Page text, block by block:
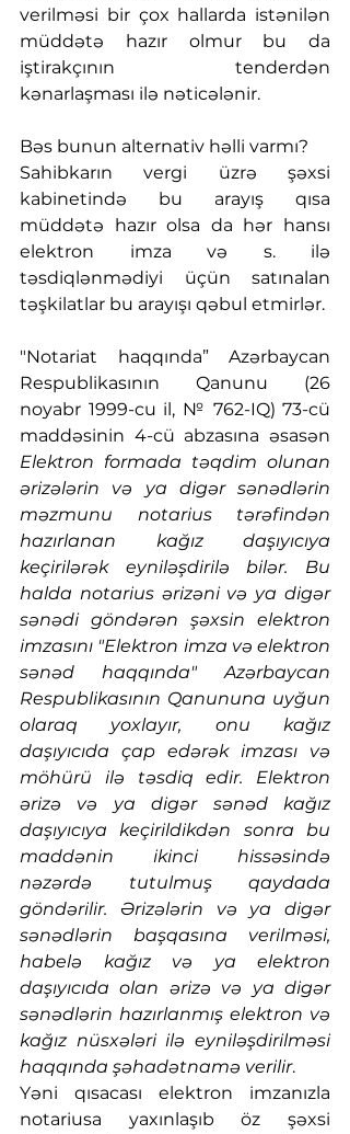
verilməsi bir çox hallarda istənilən
müddətə hazır olmur bu da
iştirakçının tenderdən
kənarlaşması ilə nəticələnir.
Bəs bunun alternativ həlli varmı?
Sahibkarın vergi üzrə şəxsi
kabinetində bu arayış qısa
müddətə hazır olsa da hər hansı
elektron imza və s. ilə
təsdiqlənmədiyi üçün satınalan
təşkilatlar bu arayışı qəbul etmirlər.
"Notariat haqqında” Azərbaycan
Respublikasının Qanunu (26
noyabr 1999-cu il, № 762-IQ) 73-cü
Elektron formada təqdim olunan
ərizələrin və ya digər sənədlərin
məzmunu notarius tərəfindən
hazırlanan kağız daşıyıcıya
keçirilərək eyniləşdirilə bilər. Bu
halda notarius ərizəni və ya digər
sənədi göndərən şəxsin elektron
imzasını "Elektron imza və elektron
sənəd haqqında" Azərbaycan
Respublikasının Qanununa uyğun
olaraq yoxlayır, onu kağız
daşıyıcıda çap edərək imzası və
möhürü ilə təsdiq edir. Elektron
ərizə və ya digər sənəd kağız
daşıyıcıya keçirildikdən sonra bu
maddənin ikinci hissəsində
nəzərdə tutulmuş qaydada
göndərilir. Ərizələrin və ya digər
sənədlərin başqasına verilməsi,
habelə kağız və ya elektron
daşıyıcıda olan ərizə və ya digər
sənədlərin hazırlanmış elektron və
kağız nüsxələri ilə eyniləşdirilməsi
haqqında şəhadətnamə verilir.
Yəni qısacası elektron imzanızla
notariusa yaxınlaşıb öz şəxsi